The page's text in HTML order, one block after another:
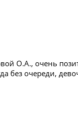
О.А., очень
без очереди,